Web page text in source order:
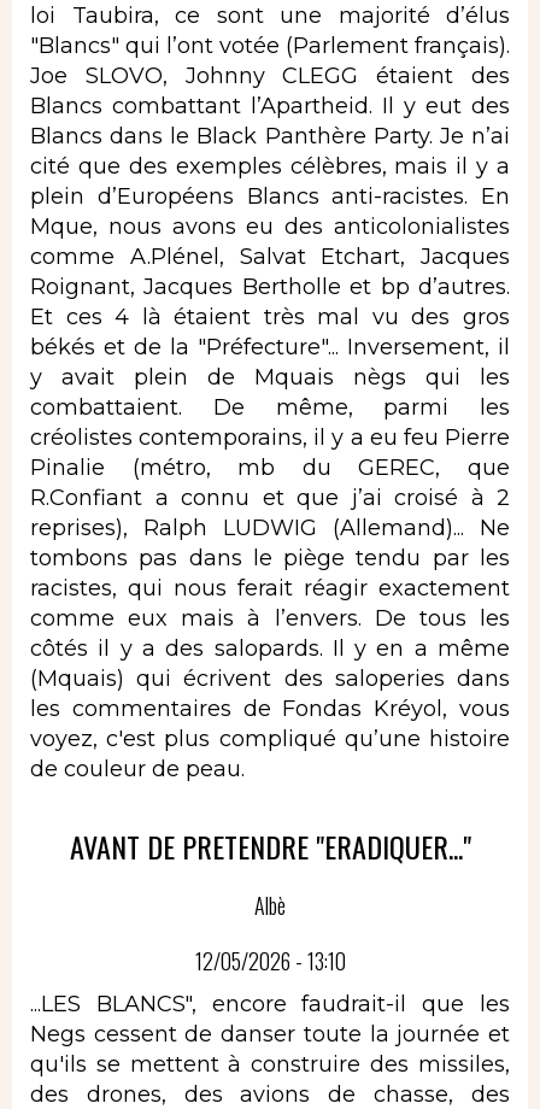
loi Taubira, ce sont une majorité d’élus
"Blancs" qui l’ont votée (Parlement français).
Joe SLOVO, Johnny CLEGG étaient des
Blancs combattant l’Apartheid. Il y eut des
Blancs dans le Black Panthère Party. Je n’ai
cité que des exemples célèbres, mais il y a
plein d’Européens Blancs anti-racistes. En
Mque, nous avons eu des anticolonialistes
comme A.Plénel, Salvat Etchart, Jacques
Roignant, Jacques Bertholle et bp d’autres.
Et ces 4 là étaient très mal vu des gros
békés et de la "Préfecture"... Inversement, il
y avait plein de Mquais nègs qui les
combattaient. De même, parmi les
créolistes contemporains, il y a eu feu Pierre
Pinalie (métro, mb du GEREC, que
R.Confiant a connu et que j’ai croisé à 2
reprises), Ralph LUDWIG (Allemand)... Ne
tombons pas dans le piège tendu par les
racistes, qui nous ferait réagir exactement
comme eux mais à l’envers. De tous les
côtés il y a des salopards. Il y en a même
(Mquais) qui écrivent des saloperies dans
les commentaires de Fondas Kréyol, vous
voyez, c'est plus compliqué qu’une histoire
de couleur de peau.
AVANT DE PRETENDRE "ERADIQUER..."
Albè
12/05/2026 - 13:10
...LES BLANCS", encore faudrait-il que les
Negs cessent de danser toute la journée et
qu'ils se mettent à construire des missiles,
des drones, des avions de chasse, des